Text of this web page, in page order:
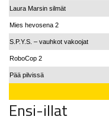
Laura Marsin silmät
Mies hevosena 2
S.P.Y.S. – vauhkot vakoojat
RoboCop 2
Pää pilvissä
Ensi-illat